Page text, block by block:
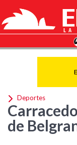
Deportes
de